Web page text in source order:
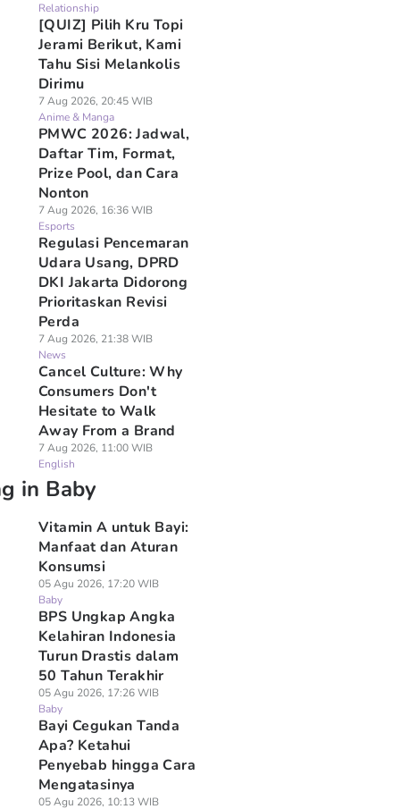
Relationship
[QUIZ] Pilih Kru Topi
Jerami Berikut, Kami
Tahu Sisi Melankolis
Dirimu
7 Aug 2026, 20:45 WIB
Anime & Manga
PMWC 2026: Jadwal,
Daftar Tim, Format,
Prize Pool, dan Cara
Nonton
7 Aug 2026, 16:36 WIB
Esports
Regulasi Pencemaran
Udara Usang, DPRD
DKI Jakarta Didorong
Prioritaskan Revisi
Perda
7 Aug 2026, 21:38 WIB
News
Cancel Culture: Why
Consumers Don't
Hesitate to Walk
Away From a Brand
7 Aug 2026, 11:00 WIB
English
in Baby
Vitamin A untuk Bayi:
Manfaat dan Aturan
Konsumsi
05 Agu 2026, 17:20 WIB
Baby
BPS Ungkap Angka
Kelahiran Indonesia
Turun Drastis dalam
50 Tahun Terakhir
05 Agu 2026, 17:26 WIB
Baby
Bayi Cegukan Tanda
Apa? Ketahui
Penyebab hingga Cara
Mengatasinya
05 Agu 2026, 10:13 WIB